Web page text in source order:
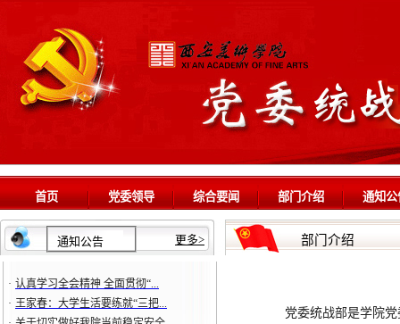
首页 党委领导 综合要闻 部门介绍 通知
通知公告 更多> 部门介绍
认真学习全会精神 全面贯彻“...
· 关于认真学习宣传贯彻党的十八...
· 关于报送2013年度部门工作要点...
· 通 知
· 关于进一步加强教风建设工作的...
党委统战部是学院